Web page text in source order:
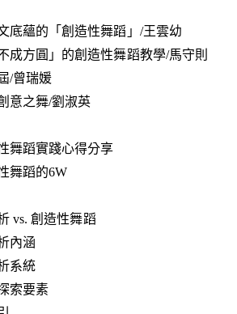
底蘊的「創造性舞蹈」/王雲幼
成方圓」的創造性舞蹈教學/馬守則
/曾瑞媛
意之舞/劉淑英
舞蹈實踐心得分享
舞蹈的6W
vs. 創造性舞蹈
內涵
系統
索要素